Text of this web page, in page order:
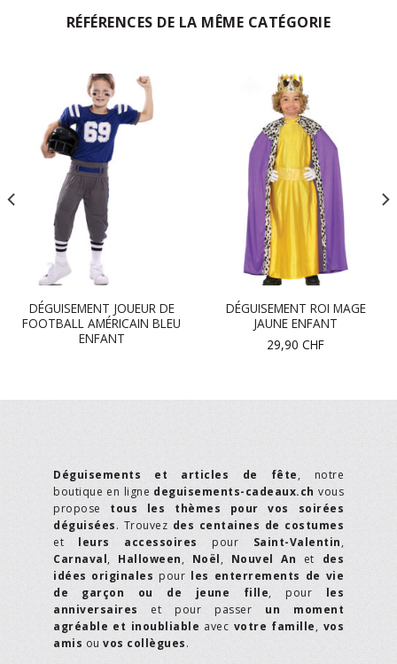
RÉFÉRENCES DE LA MÊME CATÉGORIE
DÉGUISEMENT JOUEUR DE
FOOTBALL AMÉRICAIN BLEU
ENFANT
DÉGUISEMENT ROI MAGE
JAUNE ENFANT
29,90 CHF
Déguisements et articles de fête, notre
boutique en ligne deguisements-cadeaux.ch vous
propose tous les thèmes pour vos soirées
déguisées. Trouvez des centaines de costumes
et leurs accessoires pour Saint-Valentin,
Carnaval, Halloween, Noël, Nouvel An et des
idées originales pour les enterrements de vie
de garçon ou de jeune fille, pour les
anniversaires et pour passer un moment
agréable et inoubliable avec votre famille, vos
amis ou vos collègues.